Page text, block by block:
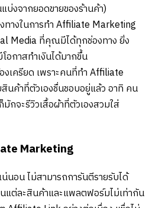
งจากยอดขายของร้านค้า)
ทางในการทำ Affiliate Marketing
Media ที่คุณมีได้ทุกช่องทาง ยิ่ง
อกาสทำเงินได้มากขึ้น
งเครียด เพราะคนที่ทำ Affiliate
นค้าที่ตัวเองชื่นชอบอยู่แล้ว อาทิ คน
กจะรีวิวเสื้อผ้าที่ตัวเองสวมใส่
Marketing
นอน ไม่สามารถการันตีรายรับได้
แต่ละสินค้าและแพลตฟอร์มไม่เท่ากัน